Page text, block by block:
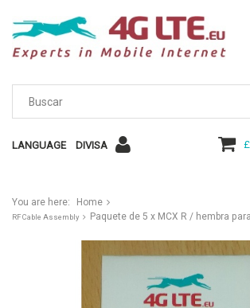
LANGUAGE DIVISA
You are here: Home
RF Cable Assembly Paquete de 5 x MCX R / hembra